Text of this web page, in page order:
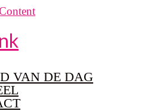
VAN DE DAG